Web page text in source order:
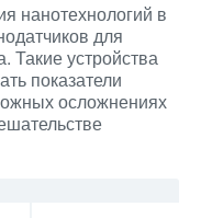
нанотехнологий в
для
Такие устройства
показатели
осложнениях